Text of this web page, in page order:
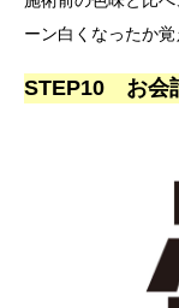
ーン白くなったか覚
STEP10 お会